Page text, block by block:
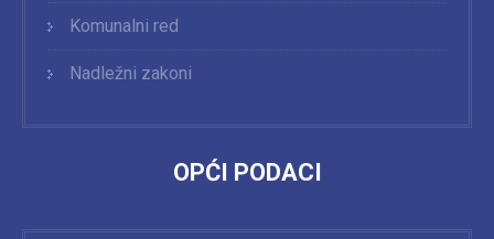
Komunalni red
Nadležni zakoni
OPĆI PODACI